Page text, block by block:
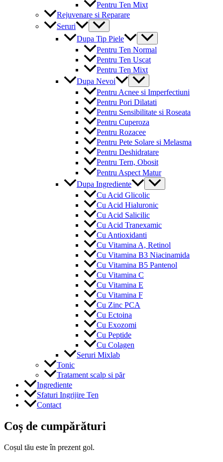
Pentru Ten Mixt
Rejuvenare si Reparare
Seruri
Menu
Toggle
Dupa Tip Piele
Menu
Toggle
Pentru Ten Normal
Pentru Ten Uscat
Pentru Ten Mixt
Dupa Nevoi
Menu
Toggle
Pentru Acnee si Imperfectiuni
Pentru Pori Dilatati
Pentru Sensibilitate si Roseata
Pentru Cuperoza
Pentru Rozacee
Pentru Pete Solare si Melasma
Pentru Deshidratare
Pentru Tern, Obosit
Pentru Aspect Matur
Dupa Ingrediente
Menu
Toggle
Cu Acid Glicolic
Cu Acid Hialuronic
Cu Acid Salicilic
Cu Acid Tranexamic
Cu Antioxidanti
Cu Vitamina A, Retinol
Cu Vitamina B3 Niacinamida
Cu Vitamina B5 Pantenol
Cu Vitamina C
Cu Vitamina E
Cu Vitamina F
Cu Zinc PCA
Cu Ectoina
Cu Exozomi
Cu Peptide
Cu Colagen
Seruri Mixlab
Tonic
Tratament scalp si păr
Ingrediente
Sfaturi Ingrijire Ten
Contact
Coș de cumpărături
Coșul tău este în prezent gol.